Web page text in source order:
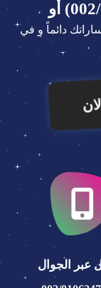
دائماً و في
عبر الجوال